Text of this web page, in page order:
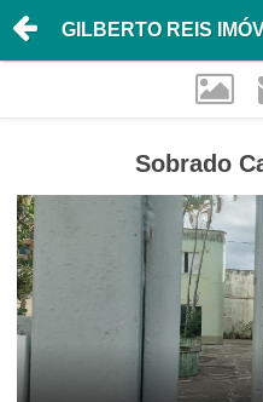
GILBERTO REIS
Sobrado